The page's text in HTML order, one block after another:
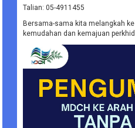
Talian: 05-4911455
Bersama-sama kita melangkah ke
kemudahan dan kemajuan